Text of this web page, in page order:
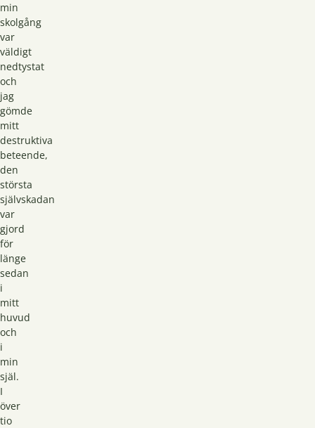
min
skolgång
var
väldigt
nedtystat
och
jag
gömde
mitt
destruktiva
beteende,
den
största
självskadan
var
gjord
för
länge
sedan
i
mitt
huvud
och
i
min
själ.
I
över
tio